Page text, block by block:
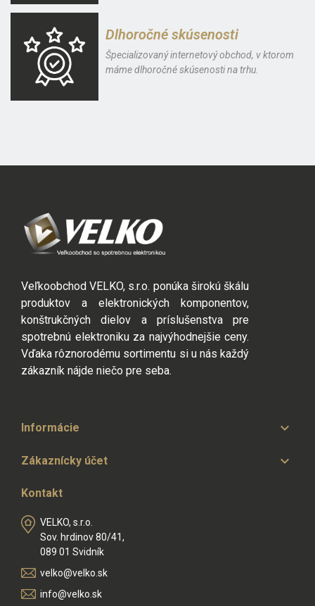
Dlhoročné skúsenosti
Špecializovaný internetový obchod, v ktorom
máme dlhoročné skúsenosti na trhu.
Veľkoobchod VELKO, s.r.o. ponúka širokú škálu
produktov a elektronických komponentov,
konštrukčných dielov a príslušenstva pre
spotrebnú elektroniku za najvýhodnejšie ceny.
Vďaka rôznorodému sortimentu si u nás každý
zákazník nájde niečo pre seba.
Informácie 
Zákaznícky účet 
Kontakt
VELKO, s.r.o.
Sov. hrdinov 80/41,
089 01 Svidník
velko@velko.sk
info@velko.sk